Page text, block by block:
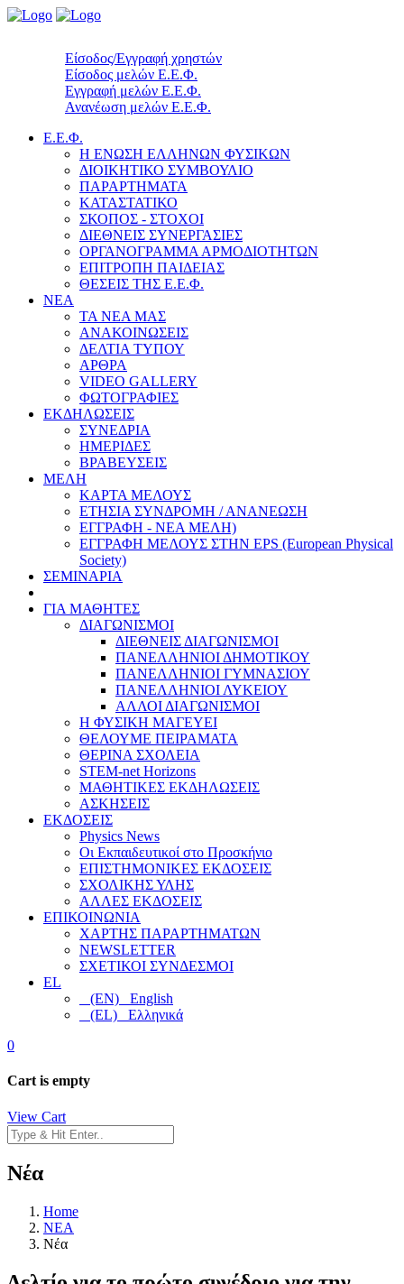
Είσοδος/Εγγραφή χρηστών
Είσοδος μελών Ε.Ε.Φ.
Εγγραφή μελών Ε.Ε.Φ.
Ανανέωση μελών Ε.Ε.Φ.
Ε.Ε.Φ.
Η ΕΝΩΣΗ ΕΛΛΗΝΩΝ ΦΥΣΙΚΩΝ
ΔΙΟΙΚΗΤΙΚΟ ΣΥΜΒΟΥΛΙΟ
ΠΑΡΑΡΤΗΜΑΤΑ
ΚΑΤΑΣΤΑΤΙΚΟ
ΣΚΟΠΟΣ - ΣΤΟΧΟΙ
ΔΙΕΘΝΕΙΣ ΣΥΝΕΡΓΑΣΙΕΣ
ΟΡΓΑΝΟΓΡΑΜΜΑ ΑΡΜΟΔΙΟΤΗΤΩΝ
ΕΠΙΤΡΟΠΗ ΠΑΙΔΕΙΑΣ
ΘΕΣΕΙΣ ΤΗΣ Ε.Ε.Φ.
ΝΕΑ
ΤΑ ΝΕΑ ΜΑΣ
ΑΝΑΚΟΙΝΩΣΕΙΣ
ΔΕΛΤΙΑ ΤΥΠΟΥ
ΑΡΘΡΑ
VIDEO GALLERY
ΦΩΤΟΓΡΑΦΙΕΣ
ΕΚΔΗΛΩΣΕΙΣ
ΣΥΝΕΔΡΙΑ
ΗΜΕΡΙΔΕΣ
ΒΡΑΒΕΥΣΕΙΣ
ΜΕΛΗ
ΚΑΡΤΑ ΜΕΛΟΥΣ
ΕΤΗΣΙΑ ΣΥΝΔΡΟΜΗ / ΑΝΑΝΕΩΣΗ
ΕΓΓΡΑΦΗ - ΝΕΑ ΜΕΛΗ)
ΕΓΓΡΑΦΗ ΜΕΛΟΥΣ ΣΤΗΝ EPS (European Physical
Society)
ΣΕΜΙΝΑΡΙΑ
ΓΙΑ ΜΑΘΗΤΕΣ
ΔΙΑΓΩΝΙΣΜΟΙ
ΔΙΕΘΝΕΙΣ ΔΙΑΓΩΝΙΣΜΟΙ
ΠΑΝΕΛΛΗΝΙΟΙ ΔΗΜΟΤΙΚΟΥ
ΠΑΝΕΛΛΗΝΙΟΙ ΓΥΜΝΑΣΙΟΥ
ΠΑΝΕΛΛΗΝΙΟΙ ΛΥΚΕΙΟΥ
ΑΛΛΟΙ ΔΙΑΓΩΝΙΣΜΟΙ
Η ΦΥΣΙΚΗ ΜΑΓΕΥΕΙ
ΘΕΛΟΥΜΕ ΠΕΙΡΑΜΑΤΑ
ΘΕΡΙΝΑ ΣΧΟΛΕΙΑ
STEM-net Horizons
ΜΑΘΗΤΙΚΕΣ ΕΚΔΗΛΩΣΕΙΣ
ΑΣΚΗΣΕΙΣ
ΕΚΔΟΣΕΙΣ
Physics News
Οι Εκπαιδευτικοί στο Προσκήνιο
ΕΠΙΣΤΗΜΟΝΙΚΕΣ ΕΚΔΟΣΕΙΣ
ΣΧΟΛΙΚΗΣ ΥΛΗΣ
ΑΛΛΕΣ ΕΚΔΟΣΕΙΣ
ΕΠΙΚΟΙΝΩΝΙΑ
ΧΑΡΤΗΣ ΠΑΡΑΡΤΗΜΑΤΩΝ
NEWSLETTER
ΣΧΕΤΙΚΟΙ ΣΥΝΔΕΣΜΟΙ
EL
(EN) English
(EL) Ελληνικά
0
Cart is empty
View Cart
Νέα
Home
NEA
Νέα